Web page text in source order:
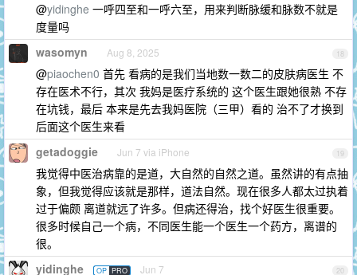
@yidinghe 一呼四至和一呼六至，用来判断脉缓和脉数不就是
度量吗
18
wasomyn Aug 8, 2025
@piaochen0 首先 看病的是我们当地数一数二的皮肤病医生 不
存在医术不行，其次 我妈是医疗系统的 这个医生跟她很熟 不存
在坑钱，最后 本来是先去我妈医院（三甲）看的 治不了才换到
后面这个医生来看
19
getadoggie Jun 7 via iPhone
我觉得中医治病靠的是道，大自然的自然之道。虽然讲的有点抽
象，但我觉得应该就是那样，道法自然。现在很多人都太过执着
过于偏颇 离道就远了许多。但病还得治，找个好医生很重要。
很多时候自己一个病，不同医生能一个医生一个药方，离谱的
很。
20
yidinghe OP PRO Jun 7